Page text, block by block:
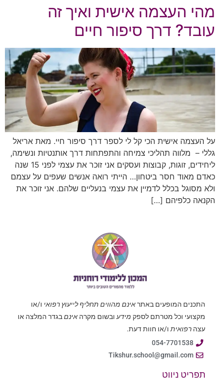
מהי העצמה אישית ואיך זה
עובד? דרך סיפור חיים
על העצמה אישית הכי קל לי לספר דרך סיפור חיי. מאת אריאל
גללי – מלווה תהליכי צמיחה והתפתחות דרך אותנטיות ונשימה,
ליחידים, זוגות, קבוצות ועסקים אני זוכר את עצמי לפני 15 שנה
כאדם מאוד חסר ביטחון… הייתי רואה אנשים שעפים על עצמם
ולא מסוגל בכלל לדמיין את עצמי בנעליים שלהם. אני זוכר את
הקנאה כלפיהם […]
התכנים המופעים באתראינם מהווים תחליף לייעוץ רפואי ו/או
מקצועי וכל מטרתם לספק מידע ובשום מקרה אינםבגדר המלצה או
עצה רפואית ו/או חוות דעת.
054-7701538
Tikshur.school@gmail.com
תפריט ניווט